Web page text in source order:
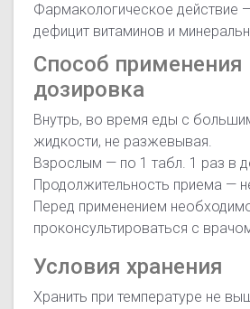
Фармакологическое действие
дефицит витаминов и
Способ применения
дозировка
Внутрь, во время еды с
жидкости, не разжевывая.
Взрослым — по 1 табл. 1 раз в
Продолжительность приема —
Перед применением
проконсультироваться с
Условия хранения
Хранить при температуре не